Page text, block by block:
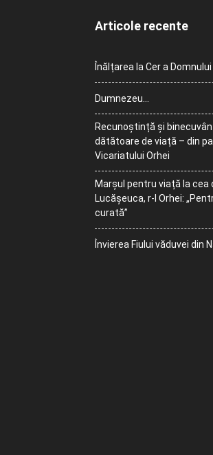
Articole recente
Înălțarea la Cer a
Dumnezeu…
Recunoștință și
dătătoare de viață – din
Vicariatului Orhei
Marșul pentru viață la cea
Lucășeuca, r-l Orhei:
curată”
Învierea Fiului văduvei din